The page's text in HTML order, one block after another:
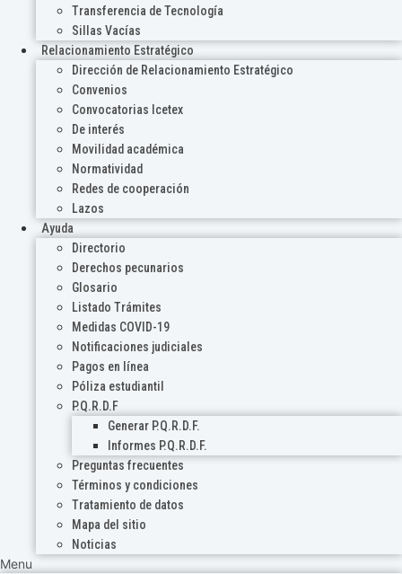
Transferencia de Tecnología
Sillas Vacías
Relacionamiento Estratégico
Dirección de Relacionamiento Estratégico
Convenios
Convocatorias Icetex
De interés
Movilidad académica
Normatividad
Redes de cooperación
Lazos
Ayuda
Directorio
Derechos pecunarios
Glosario
Listado Trámites
Medidas COVID-19
Notificaciones judiciales
Pagos en línea
Póliza estudiantil
P.Q.R.D.F
Generar P.Q.R.D.F.
Informes P.Q.R.D.F.
Preguntas frecuentes
Términos y condiciones
Tratamiento de datos
Mapa del sitio
Noticias
Menu